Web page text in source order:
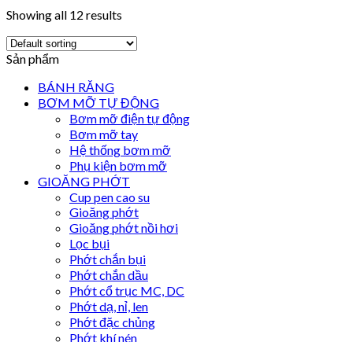
Showing all 12 results
Sản phẩm
BÁNH RĂNG
BƠM MỠ TỰ ĐỘNG
Bơm mỡ điện tự động
Bơm mỡ tay
Hệ thống bơm mỡ
Phụ kiện bơm mỡ
GIOĂNG PHỚT
Cup pen cao su
Gioăng phớt
Gioăng phớt nồi hơi
Lọc bụi
Phớt chắn bụi
Phớt chắn dầu
Phớt cổ trục MC, DC
Phớt dạ, nỉ, len
Phớt đặc chủng
Phớt khí nén